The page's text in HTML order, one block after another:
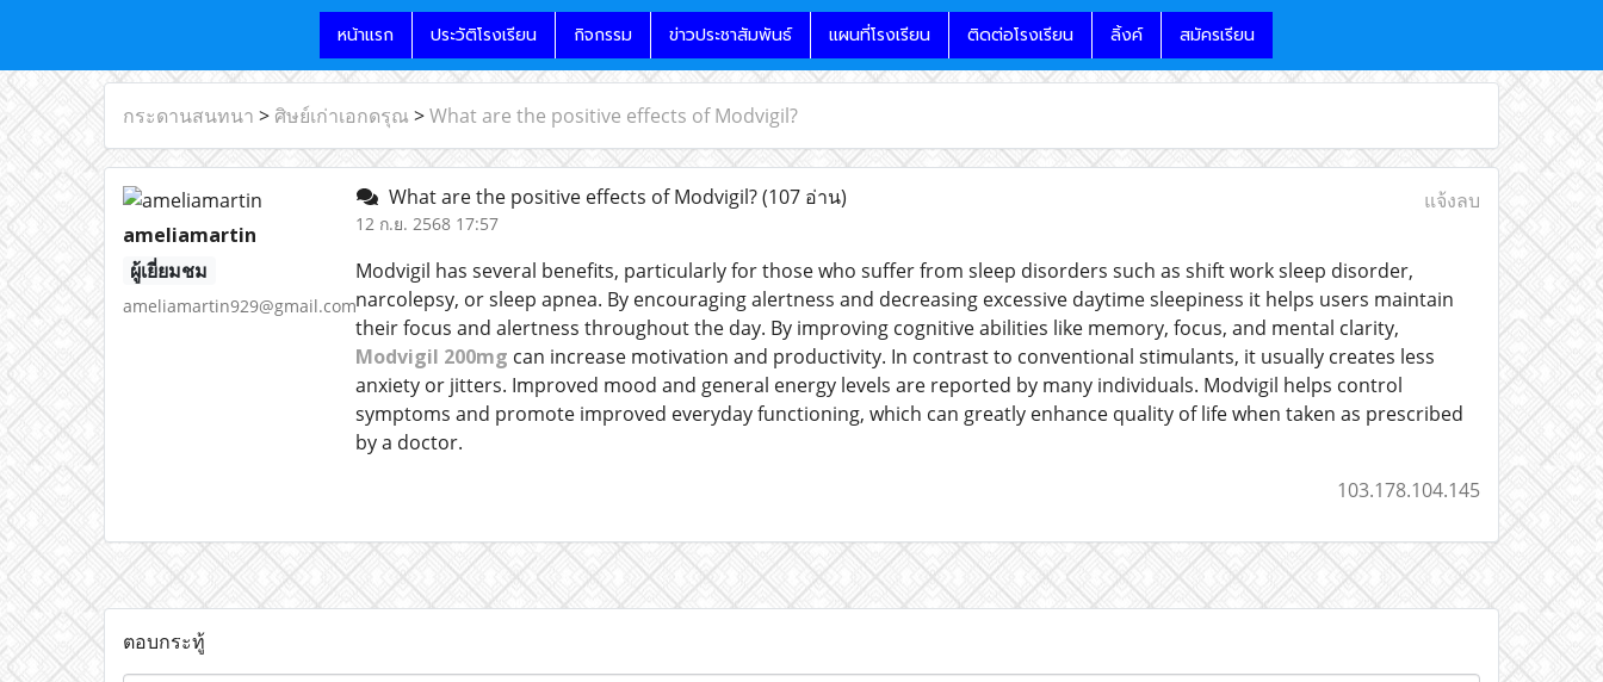
หน้าแรก ประวัติโรงเรียน กิจกรรม ข่าวประชาสัมพันธ์ แผนที่โรงเรียน ติดต่อโรงเรียน ลิ้งค์ สมัครเรียน
กระดานสนทนา > ศิษย์เก่าเอกดรุณ >What are the positive effects of Modvigil?
ameliamartin
ผู้เยี่ยมชม
ameliamartin929@gmail.com
What are the positive effects of Modvigil?(107 อ่าน)
12 ก.ย. 2568 17:57
แจ้งลบ
Modvigil has several benefits, particularly for those who suffer from sleep disorders such as shift work sleep disorder,
narcolepsy, or sleep apnea. By encouraging alertness and decreasing excessive daytime sleepiness it helps users maintain
their focus and alertness throughout the day. By improving cognitive abilities like memory, focus, and mental clarity,
Modvigil 200mg can increase motivation and productivity. In contrast to conventional stimulants, it usually creates less
anxiety or jitters. Improved mood and general energy levels are reported by many individuals. Modvigil helps control
symptoms and promote improved everyday functioning, which can greatly enhance quality of life when taken as prescribed
by a doctor.
103.178.104.145
ตอบกระทู้